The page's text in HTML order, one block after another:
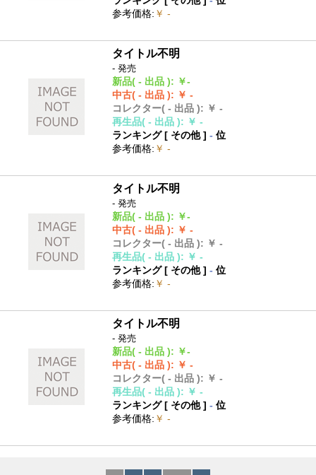
参考価格: ￥ -
タイトル不明
- 発売
新品( - 出品 ): ￥-
中古( - 出品 ): ￥ -
コレクター( - 出品 ): ￥ -
再生品( - 出品 ): ￥ -
ランキング [ その他]- 位
参考価格: ￥ -
タイトル不明
- 発売
新品( - 出品 ): ￥-
中古( - 出品 ): ￥ -
コレクター( - 出品 ): ￥ -
再生品( - 出品 ): ￥ -
ランキング [ その他]- 位
参考価格: ￥ -
タイトル不明
- 発売
新品( - 出品 ): ￥-
中古( - 出品 ): ￥ -
コレクター( - 出品 ): ￥ -
再生品( - 出品 ): ￥ -
ランキング [ その他]- 位
参考価格: ￥ -